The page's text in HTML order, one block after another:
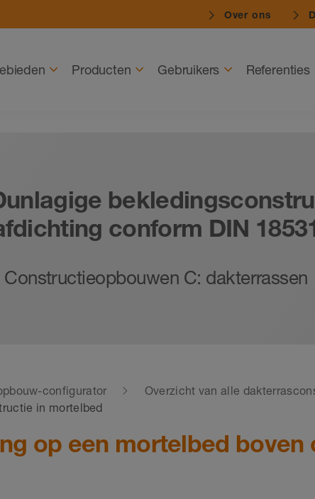
Over ons
Producten Gebruikers Referenties
conform DIN
Constructieopbouwen C: dakterrassen
configurator
Overzicht van alle
in mortelbed
op een mortelbed